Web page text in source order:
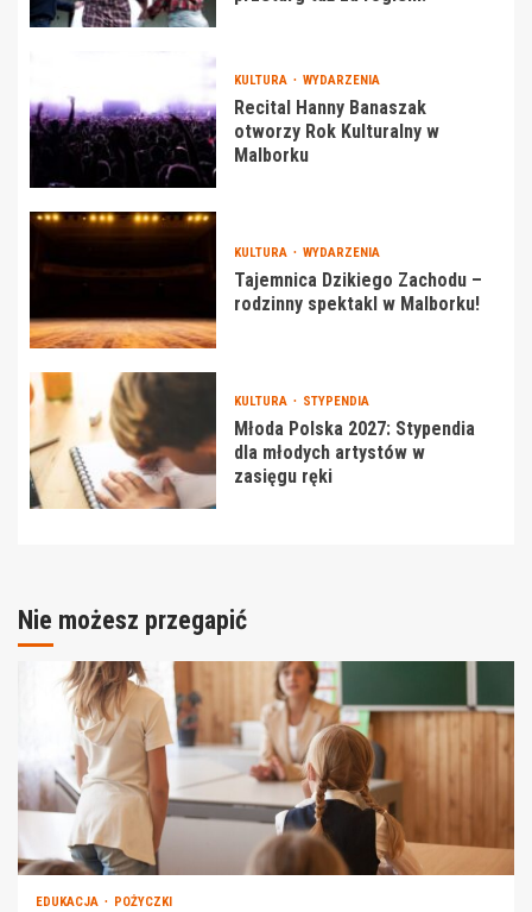
KULTURA WYDARZENIA
Recital Hanny Banaszak
otworzy Rok Kulturalny w
Malborku
KULTURA WYDARZENIA
Tajemnica Dzikiego Zachodu –
rodzinny spektakl w Malborku!
KULTURA STYPENDIA
Młoda Polska 2027: Stypendia
dla młodych artystów w
zasięgu ręki
Nie możesz przegapić
EDUKACJA POŻYCZKI